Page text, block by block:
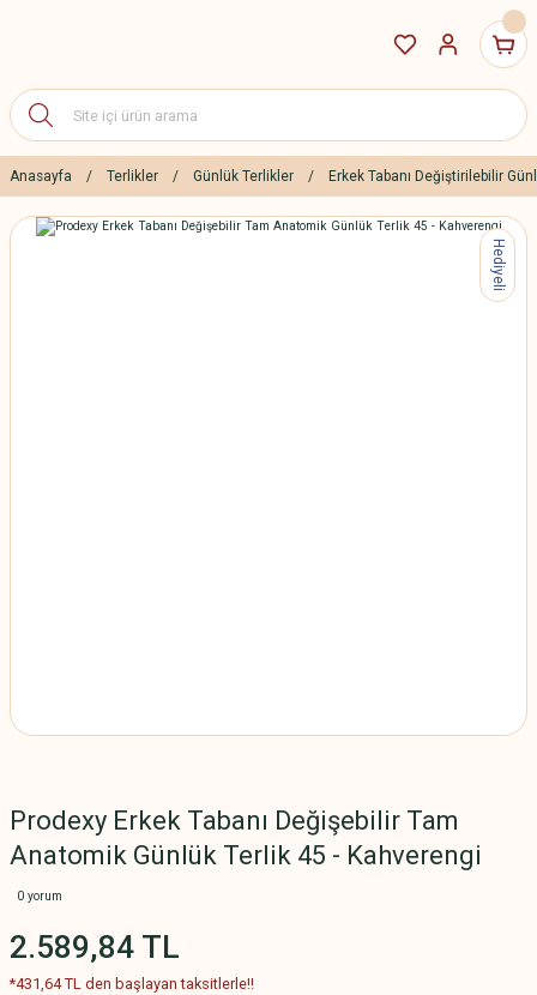
Anasayfa Terlikler Günlük Terlikler Erkek Tabanı Değiştirilebilir
Hediyeli
Prodexy Erkek Tabanı Değişebilir Tam
Anatomik Günlük Terlik 45 - Kahverengi
0 yorum
2.589,84 TL
*431,64 TL den başlayan taksitlerle!!